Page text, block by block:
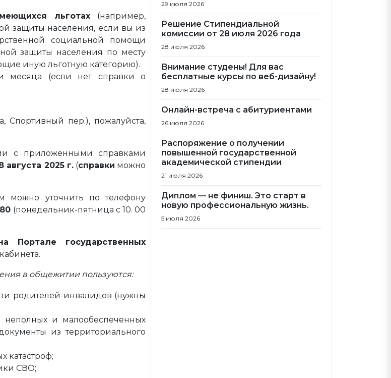
льготах (например,
защиты населения, если вы из
социальной помощи
защиты населения по месту
иную льготную категорию).
месяца (если нет справки о
Спортивный пер.), пожалуйста,
с приложенными справками
2025 г.(справки можно
можно уточнить по телефону
(понедельник-пятница с 10. 00
Портале государственных
в общежитии пользуются:
родителей-инвалидов (нужны
и малообеспеченных
из территориального
катастроф;
СВО;
29 июля 2026
Решение Стипендиальной
комиссии от 28 июля 2026 года
28 июля 2026
Внимание студены! Для вас
бесплатные курсы по веб-дизайну!
28 июля 2026
Онлайн-встреча с абитуриентами
26 июля 2026
Распоряжение о получении
повышенной государственной
академической стипендии
21 июля 2026
Диплом — не финиш. Это старт в
новую профессиональную жизнь.
5 июля 2026